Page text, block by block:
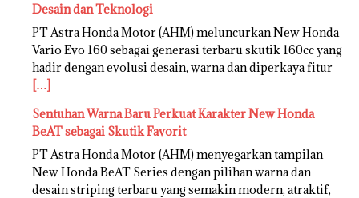
Desain dan Teknologi
PT Astra Honda Motor (AHM) meluncurkan New Honda
Vario Evo 160 sebagai generasi terbaru skutik 160cc yang
hadir dengan evolusi desain, warna dan diperkaya fitur
[…]
Sentuhan Warna Baru Perkuat Karakter New Honda
BeAT sebagai Skutik Favorit
PT Astra Honda Motor (AHM) menyegarkan tampilan
New Honda BeAT Series dengan pilihan warna dan
desain striping terbaru yang semakin modern, atraktif,